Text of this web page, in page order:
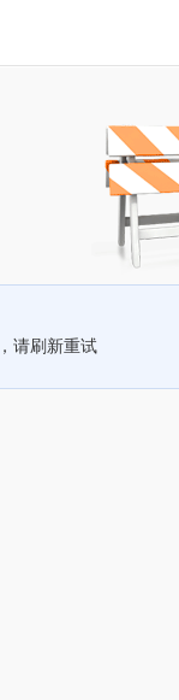
请刷新重试